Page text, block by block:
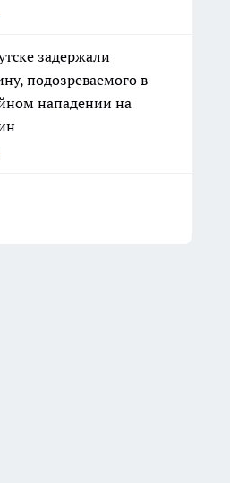
задержали
подозреваемого в
нападении на